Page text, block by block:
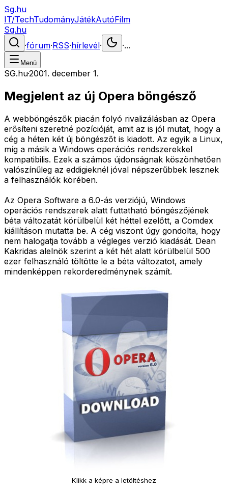
Sg.hu
IT/TechTudományJátékAutóFilm
Sg.hu
·fórum·RSS·hírlevél· ·...
Menü
SG.hu·2001. december 1.
Megjelent az új Opera böngésző
A webböngészők piacán folyó rivalizálásban az Opera
erősíteni szeretné pozícióját, amit az is jól mutat, hogy a
cég a héten két új böngészőt is kiadott. Az egyik a Linux,
míg a másik a Windows operációs rendszerekkel
kompatibilis. Ezek a számos újdonságnak köszönhetően
valószínűleg az eddigieknél jóval népszerűbbek lesznek
a felhasználók körében.
Az Opera Software a 6.0-ás verziójú, Windows
operációs rendszerek alatt futtatható böngészőjének
béta változatát körülbelül két héttel ezelőtt, a Comdex
kiállításon mutatta be. A cég viszont úgy gondolta, hogy
nem halogatja tovább a végleges verzió kiadását. Dean
Kakridas alelnök szerint a két hét alatt körülbelül 500
ezer felhasználó töltötte le a béta változatot, amely
mindenképpen rekorderedménynek számít.
Klikk a képre a letöltéshez